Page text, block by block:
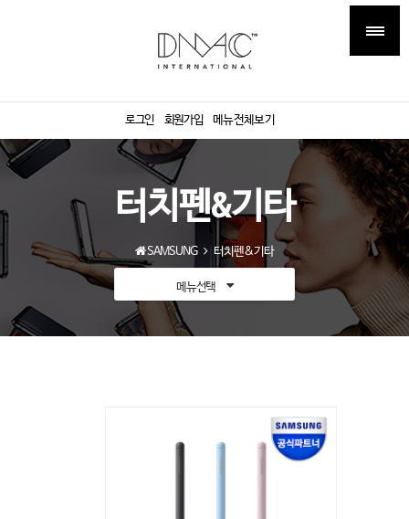
로그인 회원가입 메뉴전체보기
터치펜&기타
SAMSUNG 터치펜&기타
메뉴선택